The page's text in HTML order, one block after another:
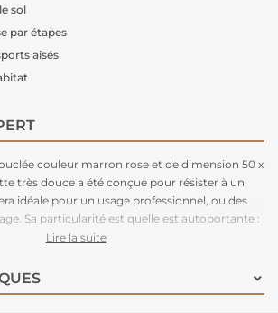
sol
par étapes
aisés
couleur marron rose et de dimension 50 x
très douce a été conçue pour résister à un
idéale pour un usage professionnel, ou des
Sa particularité est quelle est autoportante :
et très facilement. Elle ne nécessite pas
de temps. Très épaisse, elle apportera un
Elle se décline en 27 couleurs, incluant
Lire la suite